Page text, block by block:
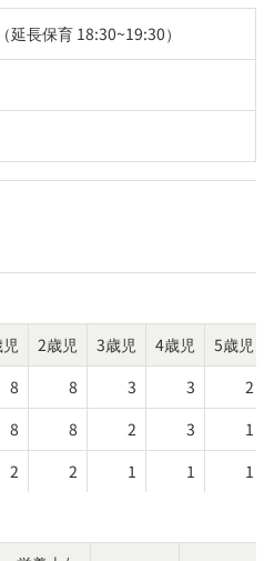
延長保育 18:30~19:30）
2歳児 3歳児 4歳児 5歳児
8 8 3 3
2
8 8 2 3
1
2 2 1 1 1